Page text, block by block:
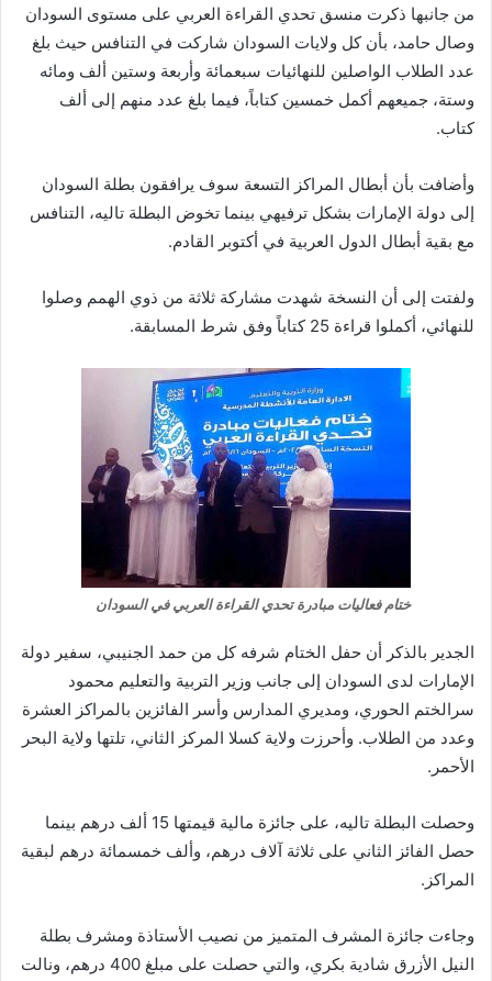
من جانبها ذكرت منسق تحدي القراءة العربي على مستوى السودان
وصال حامد، بأن كل ولايات السودان شاركت في التنافس حيث بلغ
عدد الطلاب الواصلين للنهائيات سبعمائة وأربعة وستين ألف ومائه
وستة، جميعهم أكمل خمسين كتاباً، فيما بلغ عدد منهم إلى ألف
كتاب.
وأضافت بأن أبطال المراكز التسعة سوف يرافقون بطلة السودان
إلى دولة الإمارات بشكل ترفيهي بينما تخوض البطلة تاليه، التنافس
مع بقية أبطال الدول العربية في أكتوبر القادم.
ولفتت إلى أن النسخة شهدت مشاركة ثلاثة من ذوي الهمم وصلوا
للنهائي، أكملوا قراءة 25 كتاباً وفق شرط المسابقة.
ختام فعاليات مبادرة تحدي القراءة العربي في السودان
الجدير بالذكر أن حفل الختام شرفه كل من حمد الجنيبي، سفير دولة
الإمارات لدى السودان إلى جانب وزير التربية والتعليم محمود
سرالختم الحوري، ومديري المدارس وأسر الفائزين بالمراكز العشرة
وعدد من الطلاب. وأحرزت ولاية كسلا المركز الثاني، تلتها ولاية البحر
الأحمر.
وحصلت البطلة تاليه، على جائزة مالية قيمتها 15 ألف درهم بينما
حصل الفائز الثاني على ثلاثة آلاف درهم، وألف خمسمائة درهم لبقية
المراكز.
وجاءت جائزة المشرف المتميز من نصيب الأستاذة ومشرف بطلة
النيل الأزرق شادية بكري، والتي حصلت على مبلغ 400 درهم، ونالت